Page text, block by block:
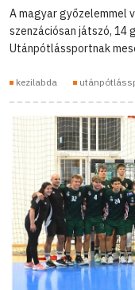
A magyar győzelemmel
szenzációsan játszó, 14
Utánpótlássportnak
kezilabda